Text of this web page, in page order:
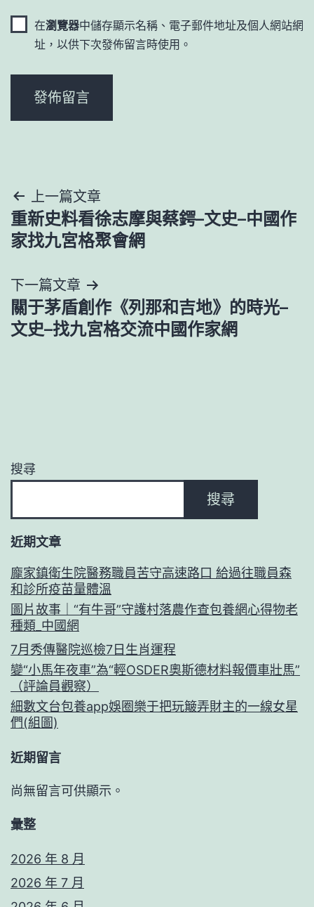
在瀏覽器中儲存顯示名稱、電子郵件地址及個人網站網
址，以供下次發佈留言時使用。
文
章
覽
上一篇文章
重新史料看徐志摩與蔡鍔–文史–中國作
家找九宮格聚會網
下一篇文章
關于茅盾創作《列那和吉地》的時光–
文史–找九宮格交流中國作家網
搜尋
搜尋
近期文章
龐家鎮衛生院醫務職員苦守高速路口 給過往職員森
和診所疫苗量體溫
圖片故事｜“有牛哥”守護村落農作查包養網心得物老
種類_中國網
7月秀傳醫院巡檢7日生肖運程
變“小馬年夜車”為“輕OSDER奧斯德材料報價車壯馬”
（評論員觀察）
細數文台包養app娛圈樂于把玩簸弄財主的一線女星
們(組圖)
近期留言
尚無留言可供顯示。
彙整
2026 年 8 月
2026 年 7 月